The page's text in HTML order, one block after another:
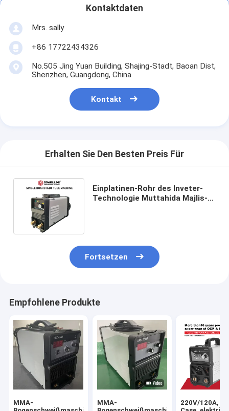
Kontaktdaten
Mrs. sally
+86 17722434326
No.505 Jing Yuan Building, Shajing-Stadt, Baoan Dist,
Shenzhen, Guangdong, China
Kontakt
Erhalten Sie Den Besten Preis Für
Einplatinen-Rohr des Inveter-
Technologie Muttahida Majlis-e-
Fortsetzen
Empfohlene Produkte
MMA-
MMA-
220V/120A,